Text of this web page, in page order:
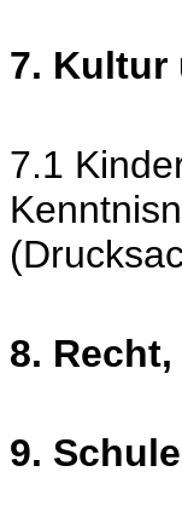
7. Kultur
7.1
8.
9.